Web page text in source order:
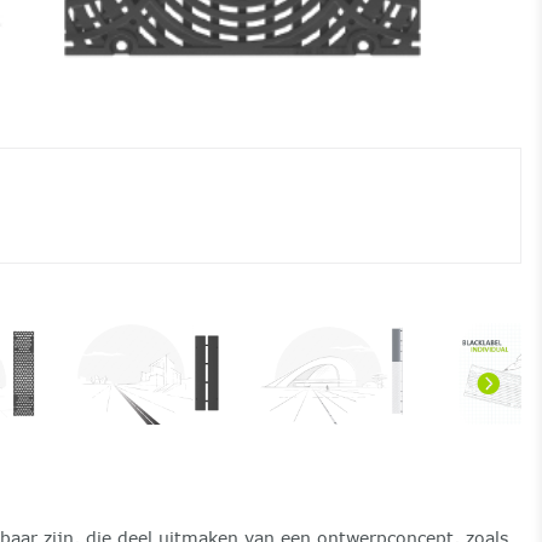
zijn, die deel uitmaken van een ontwerpconcept, zoals